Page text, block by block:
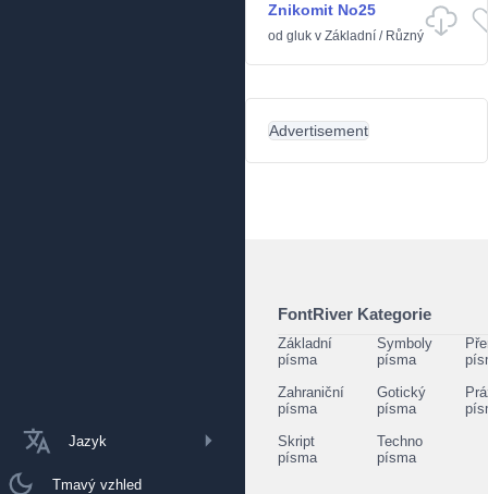
Jazyk
Tmavý vzhled
Znikomit No25
od gluk v Základní / Různý
Advertisement
FontRiver Kategorie
Základní
písma
Symboly
písma
Zahraniční
písma
Gotický
písma
Skript
písma
Techno
písma